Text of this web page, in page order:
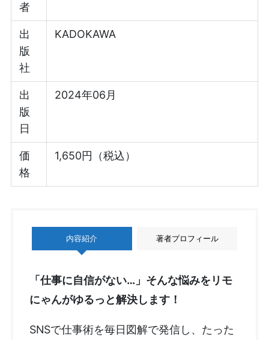
者
出
版
社
KADOKAWA
出
版
日
2024年06月
価
格
1,650円（税込）
内容紹介 著者プロフィール
「仕事に自信がない…」そんな悩みをリモ
にゃんがゆるっと解決します！
SNSで仕事術を毎日図解で発信し、たった